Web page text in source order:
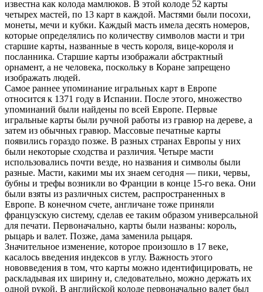
известна как колода мамлюков. В этой колоде 52 карты
четырех мастей, по 13 карт в каждой. Мастями были посохи,
монеты, мечи и кубки. Каждый масть имела десять номеров,
которые определялись по количеству символов масти и три
старшие карты, названные в честь короля, вице-короля и
посланника. Старшие карты изображали абстрактный
орнамент, а не человека, поскольку в Коране запрещено
изображать людей.
Самое раннее упоминание игральных карт в Европе
относится к 1371 году в Испании. После этого, множество
упоминаний были найдены по всей Европе. Первые
игральные карты были ручной работы из гравюр на дереве, а
затем из обычных гравюр. Массовые печатные карты
появились гораздо позже. В разных странах Европы у них
были некоторые сходства и различия. Четыре масти
использовались почти везде, но названия и символы были
разные. Масти, какими мы их знаем сегодня — пики, червы,
бубны и трефы возникли во Франции в конце 15-го века. Они
были взяты из различных систем, распространенных в
Европе. В конечном счете, англичане тоже приняли
французскую систему, сделав ее таким образом универсальной
для печати. Первоначально, карты были названы: король,
рыцарь и валет. Позже, дама заменила рыцаря.
Значительное изменение, которое произошло в 17 веке,
касалось введения индексов в углу. Важность этого
нововведения в том, что карты можно идентифицировать, не
раскладывая их ширину и, следовательно, можно держать их
одной рукой. В английской колоде первоначально валет был